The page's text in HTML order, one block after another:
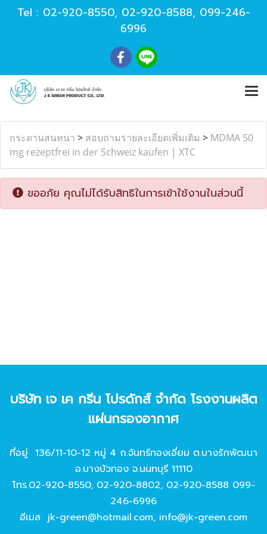
Tel : 02-920-8550, 02-920-8588, 099-246-
6996
กระดานสนทนา > สอบถามรายละเอียดเพิ่มเติม > MDMA 50
mg rezeptfrei in der Schweiz kaufen | XTC
ขออภัย คุณไม่ได้รับสิทธิในการเข้าใช้งานในส่วนนี้
บริษัท เจ เค กรีน โปรดักส์ จํากัด โรงงานผลิต
แผ่นกรองอากาศ
ที่อยู่ 136/11-10-12 หมู่ 4 ถ.จันทร์ทองเอี่ยม ต.บางรักพัฒนา
อ.บางบัวทอง จ.นนทบุรี 11110
โทร.02-920-8550, 02-920-8802, 02-920-8588 099-
246-6996
อีเมล jk-green@hotmail.com, info@jk-green.com